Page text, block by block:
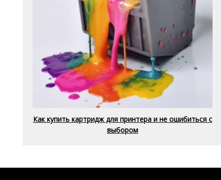
Как купить картридж для принтера и не ошибиться с
выбором